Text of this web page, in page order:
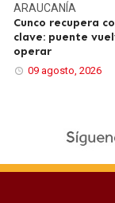
ARAUCANÍA
Cunco recupera
clave: puente
operar
09 agosto, 2026